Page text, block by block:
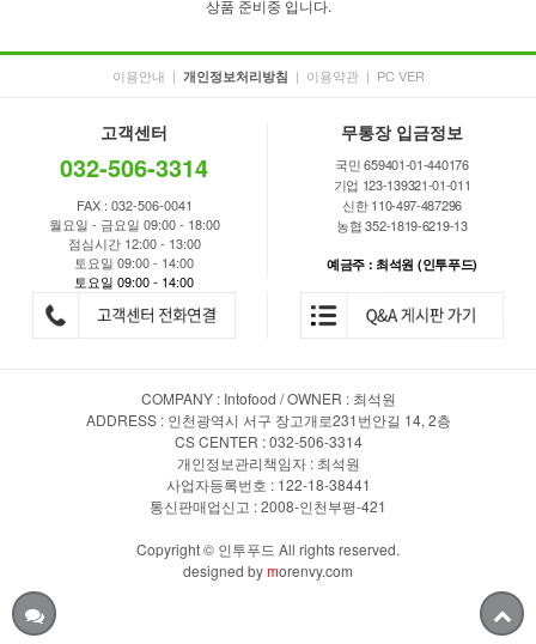
상품 준비중 입니다.
이용안내 | 개인정보처리방침 | 이용약관 | PC VER
고객센터
032-506-3314
FAX : 032-506-0041
월요일 - 금요일 09:00 - 18:00
점심시간 12:00 - 13:00
토요일 09:00 - 14:00
토요일 09:00 - 14:00
무통장 입금정보
국민 659401-01-440176
기업 123-139321-01-011
신한 110-497-487296
농협 352-1819-6219-13
예금주 : 최석원 (인투푸드)
COMPANY : Intofood / OWNER : 최석원
ADDRESS : 인천광역시 서구 장고개로231번안길 14, 2층
CS CENTER : 032-506-3314
개인정보관리책임자 : 최석원
사업자등록번호 : 122-18-38441
통신판매업신고 : 2008-인천부평-421
Copyright © 인투푸드 All rights reserved.
designed bymorenvy.com